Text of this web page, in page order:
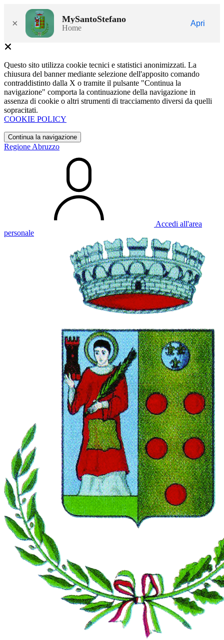
× MySantoStefano
Home
Apri
Questo sito utilizza cookie tecnici e statistici anonimizzati. La
chiusura del banner mediante selezione dell'apposito comando
contraddistinto dalla X o tramite il pulsante "Continua la
navigazione" comporta la continuazione della navigazione in
assenza di cookie o altri strumenti di tracciamento diversi da quelli
sopracitati.
COOKIE POLICY
Continua la navigazione
Regione Abruzzo
Accedi all'area
personale